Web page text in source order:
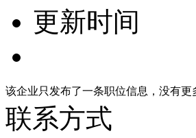
更新时间
该企业只发布了一条职位信息，没有更
联系方式